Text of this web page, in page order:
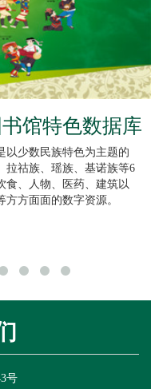
馆特色数据库
以少数民族特色为主题的
拉祜族、瑶族、基诺族等6
食、人物、医药、建筑以
方面面的数字资源。
号